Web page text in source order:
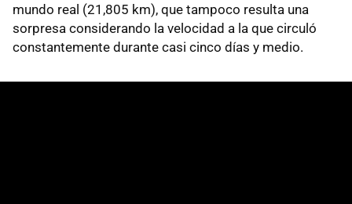
mundo real (21,805 km), que tampoco resulta una
sorpresa considerando la velocidad a la que circuló
constantemente durante casi cinco días y medio.